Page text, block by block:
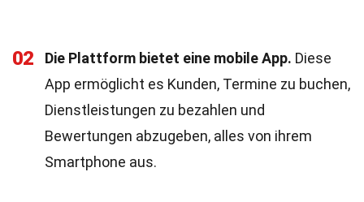
02 Die Plattform bietet eine mobile App. Diese
App ermöglicht es Kunden, Termine zu buchen,
Dienstleistungen zu bezahlen und
Bewertungen abzugeben, alles von ihrem
Smartphone aus.